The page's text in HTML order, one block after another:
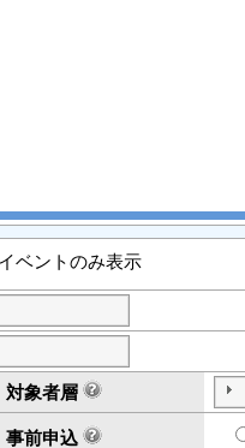
ベントのみ表示
対象者層
事前申込